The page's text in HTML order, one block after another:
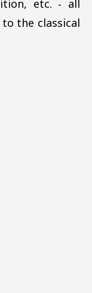
etc. - all
the classical